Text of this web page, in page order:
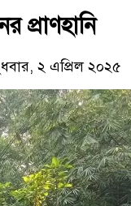
প্রাণহানি
২ এপ্রিল ২০২৫